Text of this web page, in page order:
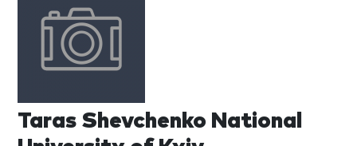
Taras Shevchenko National